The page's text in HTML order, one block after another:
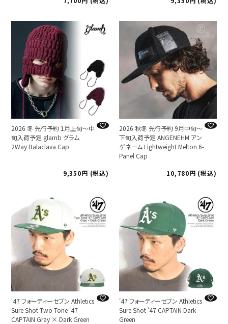
2026 冬 先行予約 1月上旬～中
旬入荷予定 glamb グラム
2Way Balaclava Cap
9,350 税込
2026 秋冬 先行予約 9月中旬～
下旬入荷予定 ANGENEHM アン
ゲネーム Lightweight Melton 6-
Panel Cap
10,780
税込
'47 フォーティーセブン Athletics
Sure Shot Two Tone '47
CAPTAIN Gray × Dark Green
'47 フォーティーセブン Athletics
Sure Shot '47 CAPTAIN Dark
Green